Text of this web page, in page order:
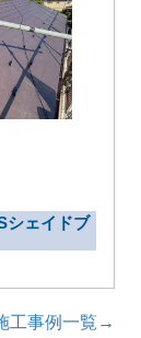
シェイドブ
工事例一覧→